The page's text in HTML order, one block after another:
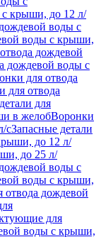
крыши, до 12 л/
воды с
воды с крыши,
дождевой
дождевой воды с
для отвода
для отвода
для
в желобВоронки
сЗапасные детали
до 12 л/
до 25 л/
воды с
воды с крыши,
отвода дождевой
для
воды с крыши,